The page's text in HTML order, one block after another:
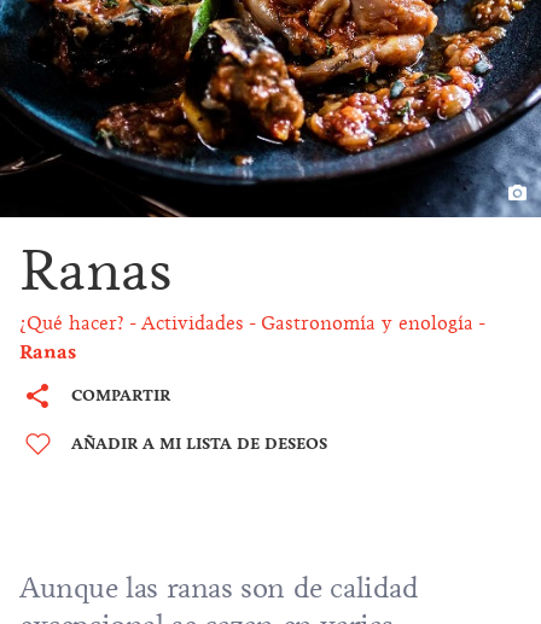
Ranas
¿Qué hacer? Actividades Gastronomía y enología
Ranas
COMPARTIR
AÑADIR A MI LISTA DE DESEOS
Aunque las ranas son de calidad